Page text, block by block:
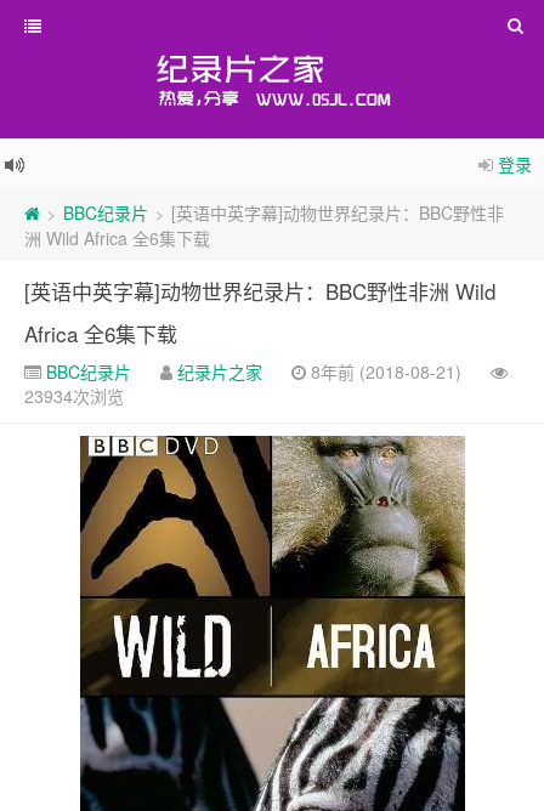
登录
> BBC纪录片 > [英语中英字幕]动物世界纪录片：BBC野性非
洲 Wild Africa 全6集下载
[英语中英字幕]动物世界纪录片：BBC野性非洲 Wild
Africa 全6集下载
BBC纪录片 纪录片之家
8年前 (2018-08-21)
23934次浏览